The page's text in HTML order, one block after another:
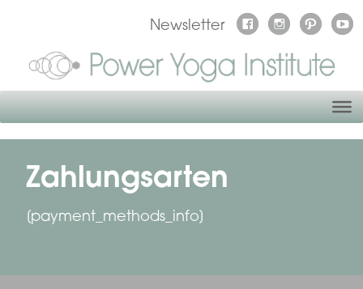
Newsletter
Zahlungsarten
[payment_methods_info]